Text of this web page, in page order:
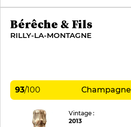
Bérêche & Fils
RILLY-LA-MONTAGNE
93/100 Champagne
Vintage :
2013